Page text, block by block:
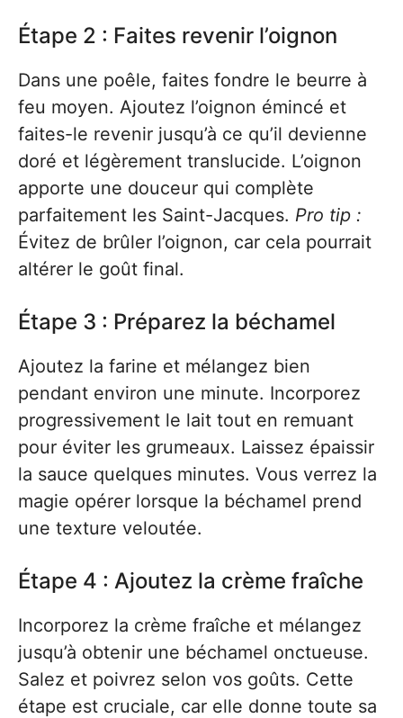
Étape 2 : Faites revenir l’oignon
Dans une poêle, faites fondre le beurre à
feu moyen. Ajoutez l’oignon émincé et
faites-le revenir jusqu’à ce qu’il devienne
doré et légèrement translucide. L’oignon
apporte une douceur qui complète
parfaitement les Saint-Jacques. Pro tip :
Évitez de brûler l’oignon, car cela pourrait
altérer le goût final.
Étape 3 : Préparez la béchamel
Ajoutez la farine et mélangez bien
pendant environ une minute. Incorporez
progressivement le lait tout en remuant
pour éviter les grumeaux. Laissez épaissir
la sauce quelques minutes. Vous verrez la
magie opérer lorsque la béchamel prend
une texture veloutée.
Étape 4 : Ajoutez la crème fraîche
Incorporez la crème fraîche et mélangez
jusqu’à obtenir une béchamel onctueuse.
Salez et poivrez selon vos goûts. Cette
étape est cruciale, car elle donne toute sa